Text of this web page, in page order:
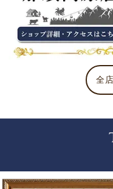
全